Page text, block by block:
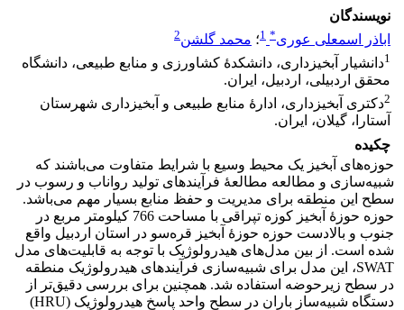
نویسندگان
اباذر اسمعلی عوری*
1؛ محمد گلشن2
1دانشیار آبخیزداری، دانشکدۀ کشاورزی و منابع طبیعی، دانشگاه
محقق اردبیلی، اردبیل، ایران.
2دکتری آبخیزداری، ادارۀ منابع طبیعی و آبخیزداری شهرستان
آستارا، گیلان، ایران.
چکیده
حوزه‌های آبخیز یک محیط وسیع با شرایط‌ متفاوت می‌باشند که
شبیه‌سازی و مطالعه مطالعۀ فرآیند‎های تولید رواناب و رسوب در
سطح این منطقه برای مدیریت و حفظ منابع بسیار مهم می‌باشد.
حوزه حوزۀ آبخیز کوزه تپراقی با مساحت 766 کیلومتر مربع در
جنوب و بالادست حوزه حوزۀ آبخیز قره‌سو در استان اردبیل واقع
شده است. از بین مدل‌های هیدرولوژیک با توجه به قابلیت‌های مدل
SWAT، این مدل برای شبیه‌سازی فرآیندهای هیدرولوژیک منطقه
در سطح زیرحوضه استفاده شد. همچنین برای بررسی دقیق‌تر از
دستگاه شبیه‌ساز باران در سطح واحد پاسخ هیدرولوژیک (HRU)